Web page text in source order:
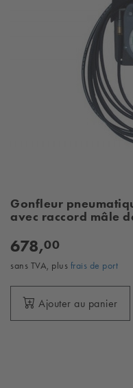
Gonfleur
avec raccord mâle
678,00
sans TVA, plus frais de port
Ajouter au panier